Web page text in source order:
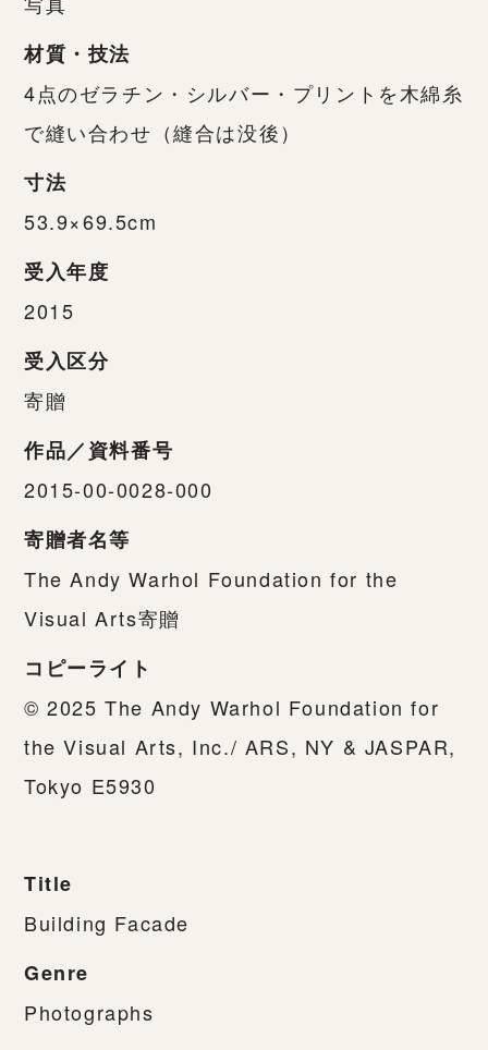
材質・技法
4点のゼラチン・シルバー・プリントを木綿糸
で縫い合わせ（縫合は没後）
寸法
53.9×69.5cm
受入年度
2015
受入区分
寄贈
作品／資料番号
2015-00-0028-000
寄贈者名等
The Andy Warhol Foundation for the
Visual Arts寄贈
コピーライト
© 2025 The Andy Warhol Foundation for
the Visual Arts, Inc./ ARS, NY & JASPAR,
Tokyo E5930
Title
Building Facade
Genre
Photographs